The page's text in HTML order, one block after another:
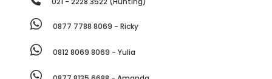
0877 7788 8069 - Ricky
0812 8069 8069 - Yulia